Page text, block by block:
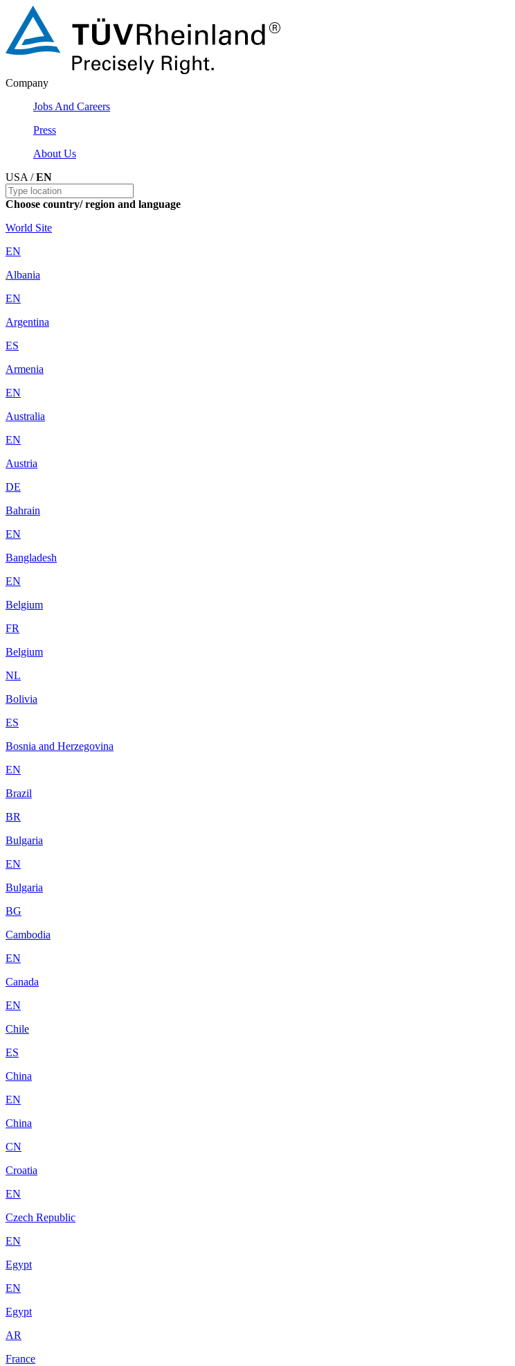
Company
Jobs And Careers
Press
About Us
USA /EN
Choose country/ region and language
World Site
EN
Albania
EN
Argentina
ES
Armenia
EN
Australia
EN
Austria
DE
Bahrain
EN
Bangladesh
EN
Belgium
FR
Belgium
NL
Bolivia
ES
Bosnia and Herzegovina
EN
Brazil
BR
Bulgaria
EN
Bulgaria
BG
Cambodia
EN
Canada
EN
Chile
ES
China
EN
China
CN
Croatia
EN
Czech Republic
EN
Egypt
EN
Egypt
AR
France